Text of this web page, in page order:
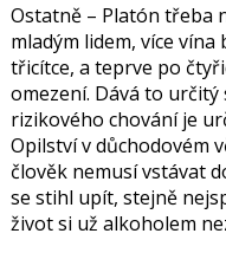
Ostatně – Platón třeba
mladým lidem, více
třicítce, a teprve po
omezení. Dává to
rizikového chování je
Opilství v důchodovém
člověk nemusí vstávat
se stihl upít, stejně
život si už alkoholem